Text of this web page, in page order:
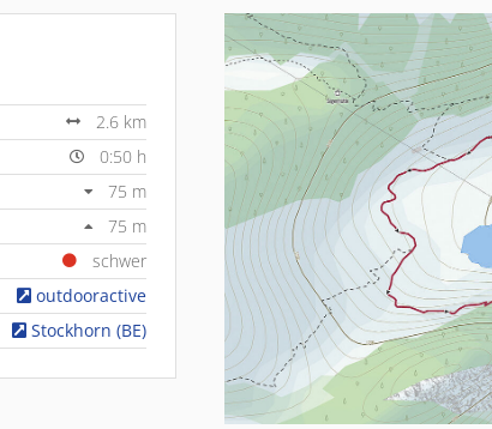
2.6 km
0:50 h
75 m
75 m
schwer
outdooractive
Stockhorn (BE)